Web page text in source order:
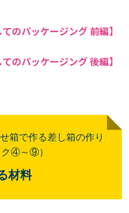
のパッケージング 前編】
のパッケージング 後編】
箱で作る差し箱の作り
ク④～⑨）
材料